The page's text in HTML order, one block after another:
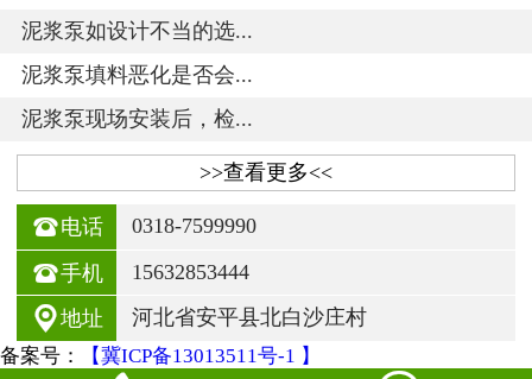
泥浆泵如设计不当的选...
泥浆泵填料恶化是否会...
泥浆泵现场安装后，检...
>>查看更多<<
电话 0318-7599990
手机 15632853444
地址 河北省安平县北白沙庄村
备案号： 【冀ICP备13013511号-1 】